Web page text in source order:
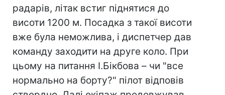
радарів, літак встиг піднятися до
висоти 1200 м. Посадка з такої висоти
вже була неможлива, і диспетчер дав
команду заходити на друге коло. При
цьому на питання І.Бікбова – чи "все
нормально на борту?" пілот відповів